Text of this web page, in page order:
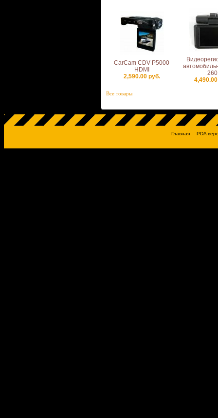
CarCam CDV-P5000
HDMI
2,590.00 руб.
260
Все товары
Главная PDA